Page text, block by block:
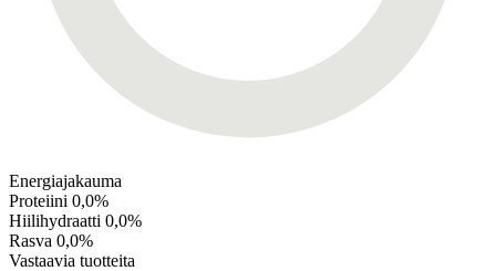
Energiajakauma
Proteiini 0,0%
Hiilihydraatti 0,0%
Rasva 0,0%
Vastaavia tuotteita